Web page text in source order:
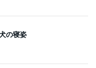
の寝姿